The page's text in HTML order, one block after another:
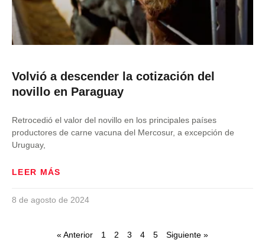
Volvió a descender la cotización del
novillo en Paraguay
Retrocedió el valor del novillo en los principales países
productores de carne vacuna del Mercosur, a excepción de
Uruguay,
LEER MÁS
8 de agosto de 2024
« Anterior 1 2 3 4 5 Siguiente »